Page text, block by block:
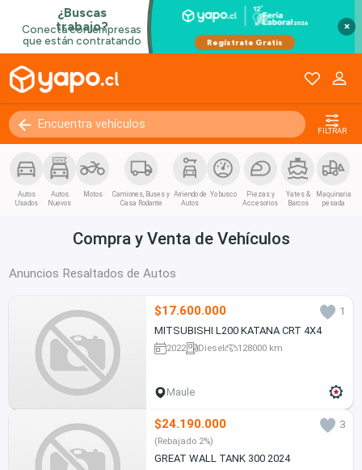
×
FILTRAR
Autos
Usados
Autos
Nuevos
Motos
Camiones, Buses y
Casa Rodante
Arriendo de
Autos
Yo busco
Piezas y
Accesorios
Yates &
Barcos
Maquinaria
pesada
Compra y Venta de Vehículos
Anuncios Resaltados de Autos
$17.600.000
1
MITSUBISHI L200 KATANA CRT 4X4
2022 Diesel 128000 km
Maule
$24.190.000 3
(Rebajado 2%)
GREAT WALL TANK 300 2024